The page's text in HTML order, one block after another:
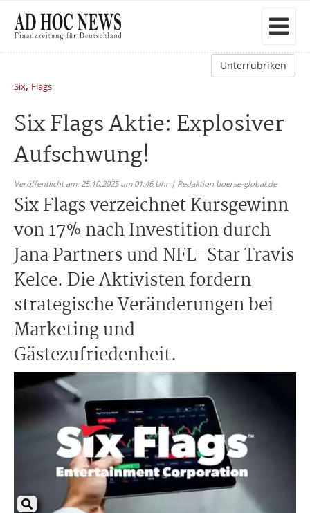
Unterrubriken
Six, Flags
Six Flags Aktie: Explosiver
Aufschwung!
Veröffentlicht am: 25.10.2025 um 01:46 Uhr | Redaktion boerse-global.de
Six Flags verzeichnet Kursgewinn
von 17% nach Investition durch
Jana Partners und NFL-Star Travis
Kelce. Die Aktivisten fordern
strategische Veränderungen bei
Marketing und
Gästezufriedenheit.